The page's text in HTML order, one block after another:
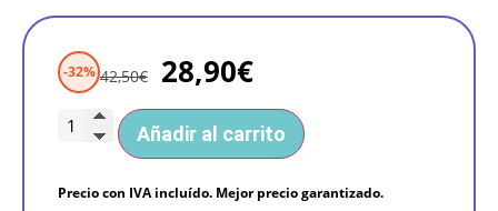
-32% 42,50€ 28,90€
Añadir al carrito
Precio con IVA incluído. Mejor precio garantizado.